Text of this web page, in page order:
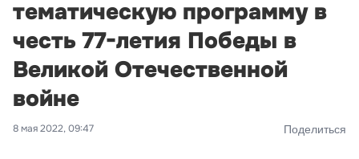
тематическую программу в
честь 77-летия Победы в
Великой Отечественной
войне
8 мая 2022, 09:47 Поделиться